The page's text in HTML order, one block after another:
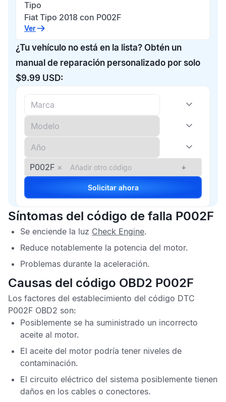
Tipo
Fiat Tipo 2018 con P002F
Ver
¿Tu vehículo no está en la lista? Obtén un
manual de reparación personalizado por solo
$9.99 USD:
P002F × +
Solicitar ahora
Síntomas del código de falla P002F
Se enciende la luz Check Engine.
Reduce notablemente la potencia del motor.
Problemas durante la aceleración.
Causas del código OBD2 P002F
Los factores del establecimiento del código DTC
P002F OBD2 son:
Posiblemente se ha suministrado un incorrecto
aceite al motor.
El aceite del motor podría tener niveles de
contaminación.
El circuito eléctrico del sistema posiblemente tienen
daños en los cables o conectores.